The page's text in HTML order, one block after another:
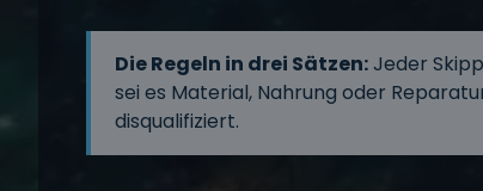
Die Regeln in drei Sätzen:Jeder
sei es Material, Nahrung oder
disqualifiziert.